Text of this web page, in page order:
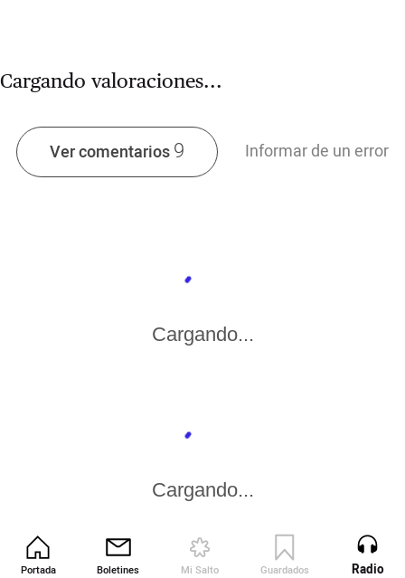
Portada Boletines Mi Salto Guardados Revista
Cargando valoraciones...
Ver comentarios9 Informar de un error
Cargando...
Cargando...
Radio